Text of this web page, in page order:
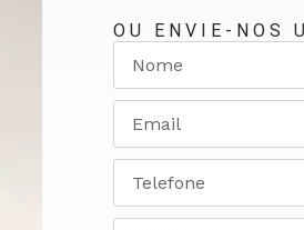
OU ENVIE-NOS